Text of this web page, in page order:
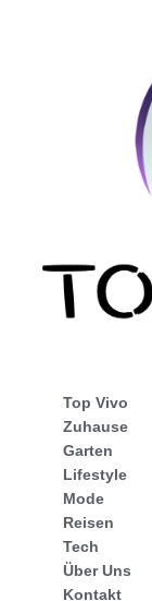
Top Vivo
Zuhause
Garten
Lifestyle
Mode
Reisen
Tech
Über Uns
Kontakt